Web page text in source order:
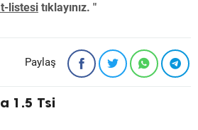
listesi tıklayınız. "
Paylaş
1.5 Tsi